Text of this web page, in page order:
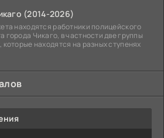
(2014-2026)
находятся работники полицейского
города Чикаго, в частности две группы
которые находятся на разных ступенях